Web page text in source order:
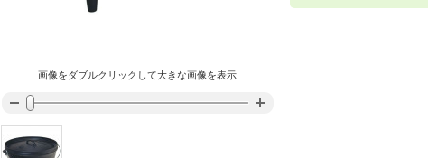
画像をダブルクリックして大きな画像を表示